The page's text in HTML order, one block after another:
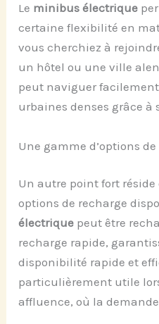
Le minibus électrique
certaine flexibilité en
vous cherchiez à
un hôtel ou une ville
peut naviguer facilement
urbaines denses grâce à
Une gamme d’options
Un autre point fort
options de recharge
électrique peut être
recharge rapide,
disponibilité rapide et
particulièrement utile
affluence, où la